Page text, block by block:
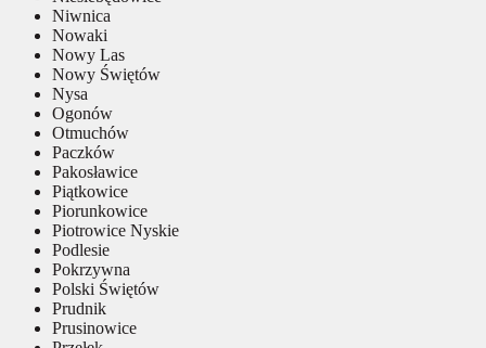
Niwnica
Nowaki
Nowy Las
Nowy Świętów
Nysa
Ogonów
Otmuchów
Paczków
Pakosławice
Piątkowice
Piorunkowice
Piotrowice Nyskie
Podlesie
Pokrzywna
Polski Świętów
Prudnik
Prusinowice